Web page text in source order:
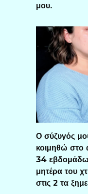
μου.
Ο σύζυγός
κοιμηθώ στο
34
μητέρα του
στις 2 τα